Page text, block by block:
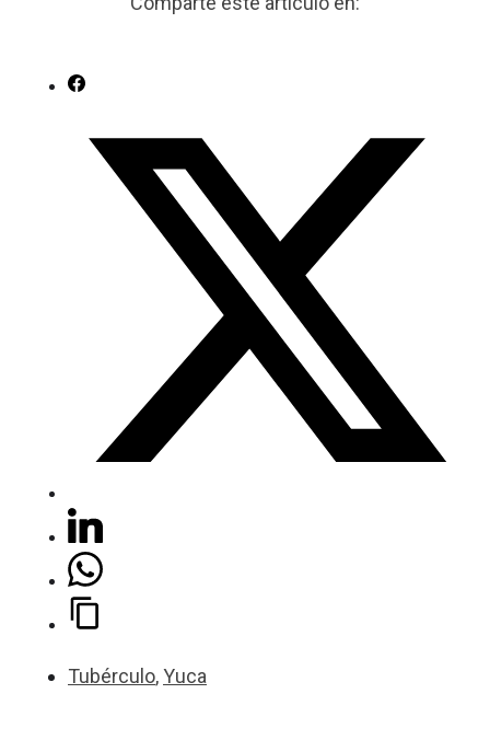
Tubérculo,Yuca